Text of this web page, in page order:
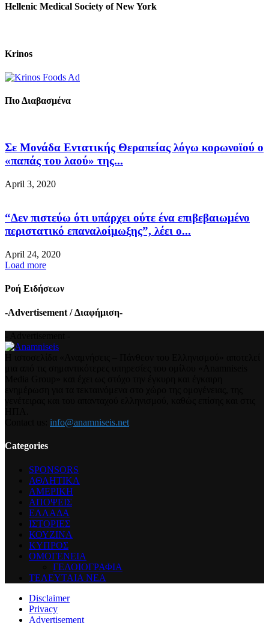
Hellenic Medical Society of New York
Krinos
Πιο Διαβασμένα
Σε Μονάδα Εντατικής Θεραπείας λόγω κορωνοϊού ο
«παπάς του λαού» της...
April 3, 2020
“Δεν πιστεύω ότι υπάρχει ούτε ένα επιβεβαιωμένο
περιστατικό επαναλοίμωξης”, λέει ο...
April 24, 2020
Load more
Ροή Ειδήσεων
-Advertisement / Διαφήμιση-
info@anamniseis.net
Categories
SPONSORS
ΑΘΛΗΤΙΚΑ
ΑΜΕΡΙΚΗ
ΑΠΟΨΕΙΣ
ΕΛΛΑΔΑ
ΙΣΤΟΡΙΕΣ
ΚΟΥΖΙΝΑ
ΚΥΠΡΟΣ
ΟΜΟΓΕΝΕΙΑ
ΓΕΛΟΙΟΓΡΑΦΙΑ
ΤΕΛΕΥΤΑΙΑ ΝΕΑ
Disclaimer
Privacy
Advertisement